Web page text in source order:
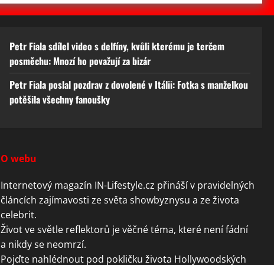
Petr Fiala sdílel video s delfíny, kvůli kterému je terčem
posměchu: Mnozí ho považují za bizár
Petr Fiala poslal pozdrav z dovolené v Itálii: Fotka s manželkou
potěšila všechny fanoušky
O webu
Internetový magazín IN-Lifestyle.cz přináší v pravidelných
článcích zajímavosti ze světa showbyznysu a ze života
celebrit.
Život ve světle reflektorů je věčné téma, které není fádní
a nikdy se neomrzí.
Pojďte nahlédnout pod pokličku života Hollywoodských